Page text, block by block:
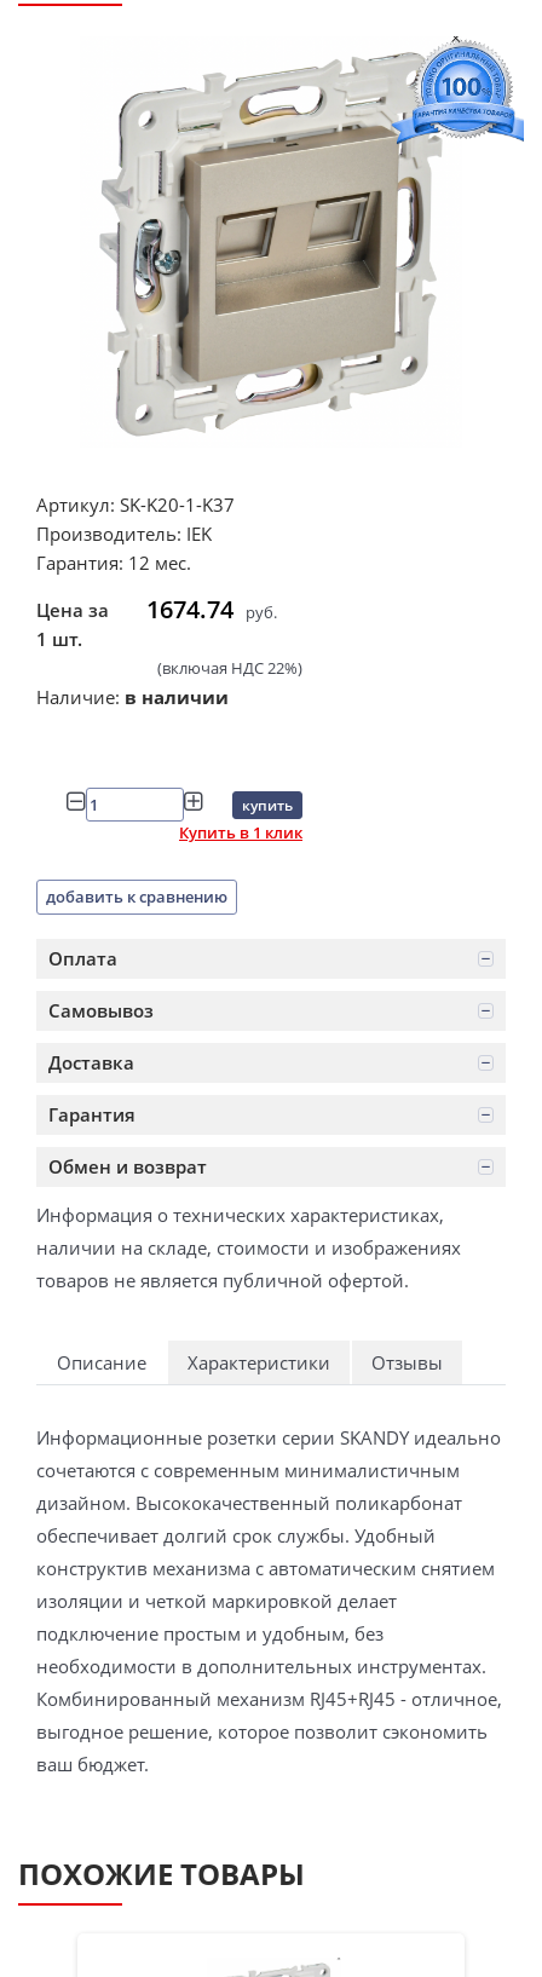
Артикул: SK-K20-1-K37
Производитель: IEK
Гарантия: 12 мес.
Цена за
1 шт.
1674.74 руб.
(включая НДС 22%)
Наличие: в наличии
купить
Купить в 1 клик
добавить к сравнению
Оплата
Самовывоз
Доставка
Гарантия
Обмен и возврат
Информация о технических характеристиках,
наличии на складе, стоимости и изображениях
товаров не является публичной офертой.
Описание Характеристики Отзывы
Информационные розетки серии SKANDY идеально
сочетаются с современным минималистичным
дизайном. Высококачественный поликарбонат
обеспечивает долгий срок службы. Удобный
конструктив механизма с автоматическим снятием
изоляции и четкой маркировкой делает
подключение простым и удобным, без
необходимости в дополнительных инструментах.
Комбинированный механизм RJ45+RJ45 - отличное,
выгодное решение, которое позволит сэкономить
ваш бюджет.
ПОХОЖИЕ ТОВАРЫ